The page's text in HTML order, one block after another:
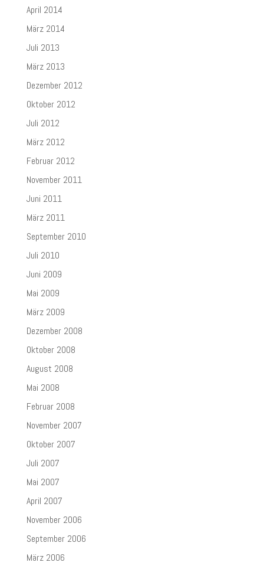
April 2014
März 2014
Juli 2013
März 2013
Dezember 2012
Oktober 2012
Juli 2012
März 2012
Februar 2012
November 2011
Juni 2011
März 2011
September 2010
Juli 2010
Juni 2009
Mai 2009
März 2009
Dezember 2008
Oktober 2008
August 2008
Mai 2008
Februar 2008
November 2007
Oktober 2007
Juli 2007
Mai 2007
April 2007
November 2006
September 2006
März 2006